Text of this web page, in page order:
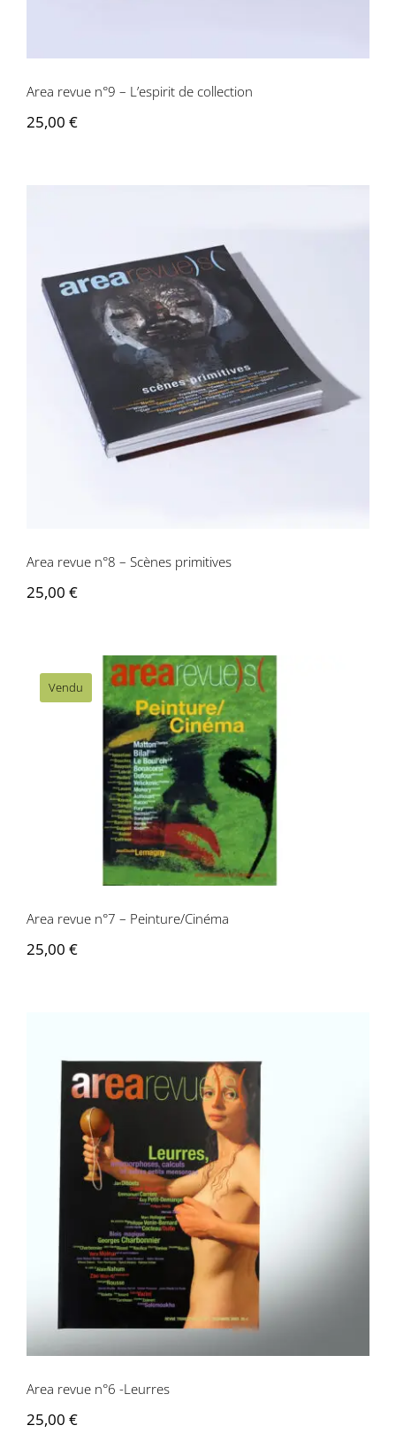
Area revue n°9 – L’espirit de collection
25,00 €
Area revue n°8 – Scènes primitives
Area revue n°8 – Scènes primitives
25,00 €
Vendu
Area revue n°7 – Peinture/Cinéma
Area revue n°7 – Peinture/Cinéma
25,00 €
Area revue n°6 -Leurres
Area revue n°6 -Leurres
25,00 €